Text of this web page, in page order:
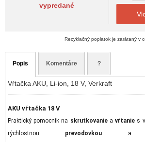
vypredané
Recyklačný poplatok je zarátaný v
Popis Komentáre ?
Vŕtačka AKU, Li-ion, 18 V, Verkraft
AKU vŕtačka 18 V
Praktický pomocník na skrutkovanieavŕtanie s
rýchlostnou prevodovkou